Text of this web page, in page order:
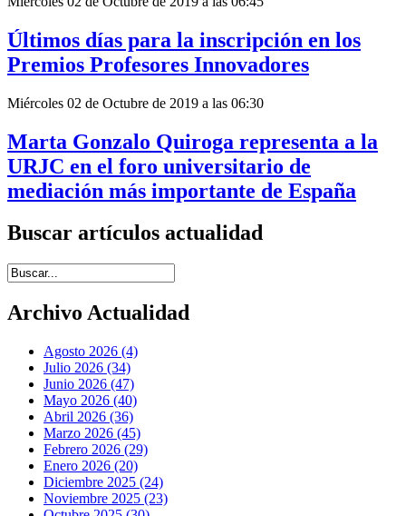
Últimos días para la inscripción en los
Premios Profesores Innovadores
Miércoles 02 de Octubre de 2019 a las 06:30
Marta Gonzalo Quiroga representa a la
URJC en el foro universitario de
mediación más importante de España
Buscar artículos actualidad
Introduce términos de búsqueda
Archivo Actualidad
Agosto 2026 (4)
Julio 2026 (34)
Junio 2026 (47)
Mayo 2026 (40)
Abril 2026 (36)
Marzo 2026 (45)
Febrero 2026 (29)
Enero 2026 (20)
Diciembre 2025 (24)
Noviembre 2025 (23)